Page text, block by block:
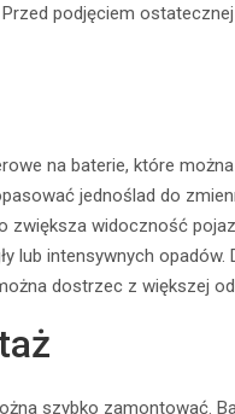
podjęciem
na baterie, które
jednoślad do
zwiększa widoczność
lub intensywnych
dostrzec z większej
szybko zamontować.